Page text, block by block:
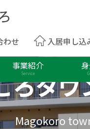
わせ 入居申し込
事業紹介
Service
ろタウ
Magokoro